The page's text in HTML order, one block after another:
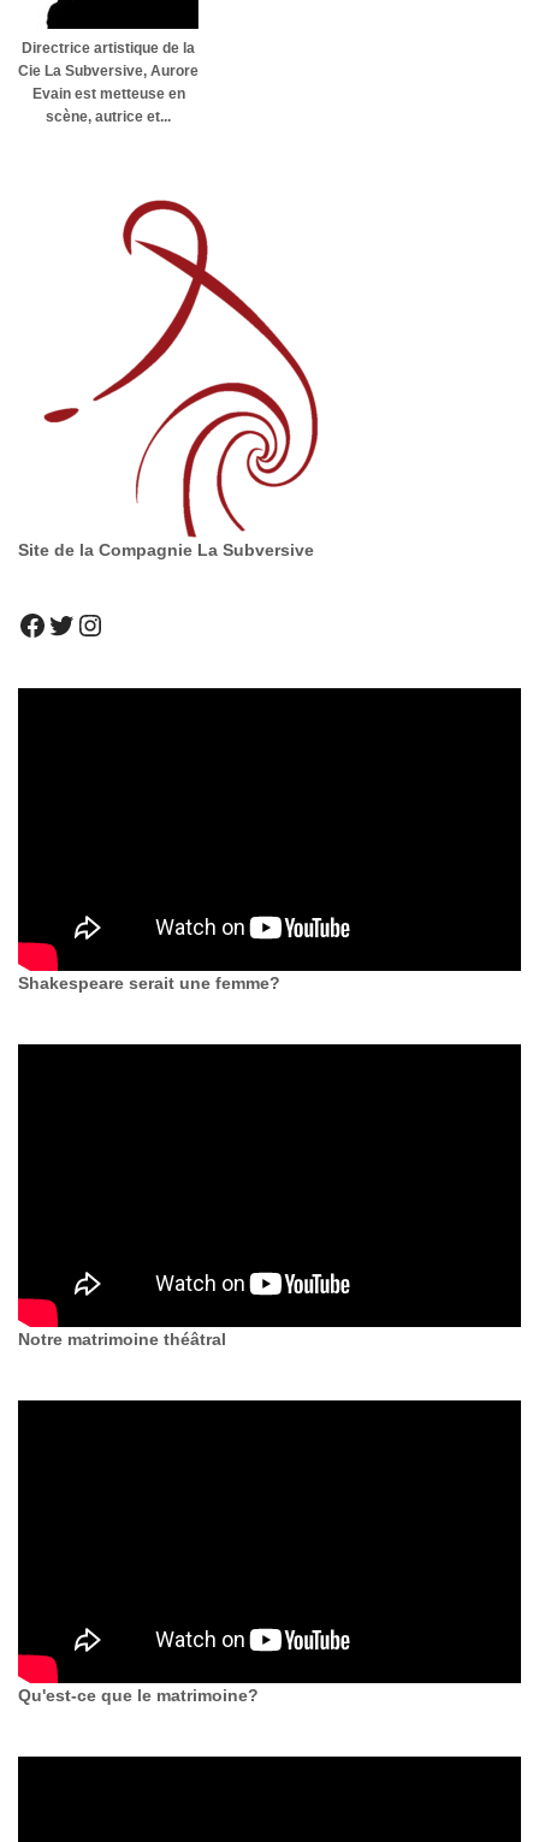
Directrice artistique de la
Cie La Subversive, Aurore
Evain est metteuse en
scène, autrice et...
Site de la Compagnie La Subversive
Shakespeare serait une femme?
Notre matrimoine théâtral
Qu'est-ce que le matrimoine?